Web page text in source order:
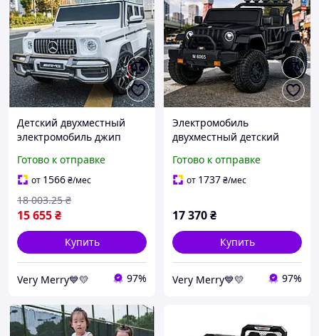
Детский двухместный
электромобиль джип
цвет)
Готово к отправке
от 1566₴/мес
15 655₴
18 003.25 ₴
Купить
Very Merry💙💛 97%
Электромобиль
двухместный детский
цвет)
Готово к отправке
от 1737₴/мес
17 370₴
Купить
Very Merry💙💛 97%